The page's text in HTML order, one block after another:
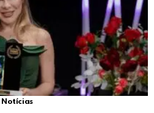
Notícias